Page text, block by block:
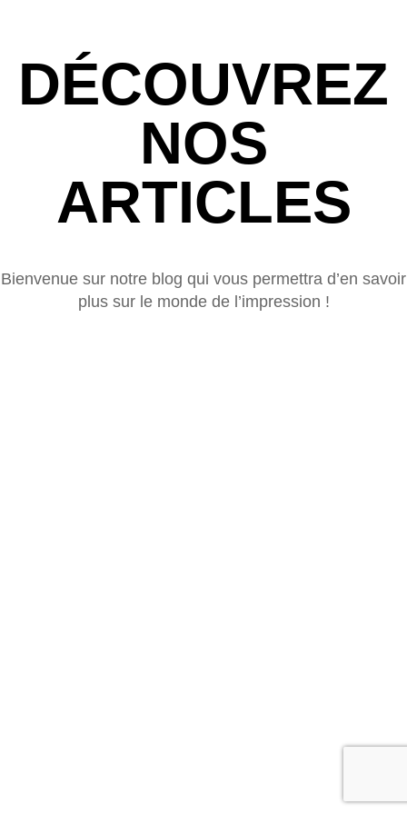
DÉCOUVREZ
NOS
ARTICLES
Bienvenue sur notre blog qui vous permettra d’en savoir
plus sur le monde de l’impression !